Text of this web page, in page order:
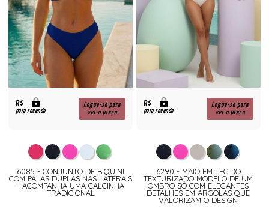
R$
para revenda
Logue-se para
ver o preço
6085 - CONJUNTO DE BIQUINI
COM PALAS DUPLAS NAS LATERAIS
- ACOMPANHA UMA CALCINHA
TRADICIONAL
R$
para revenda
Logue-se para
ver o preço
6290 - MAIÔ EM TECIDO
TEXTURIZADO MODELO DE UM
OMBRO SÓ COM ELEGANTES
DETALHES EM ARGOLAS QUE
VALORIZAM O DESIGN